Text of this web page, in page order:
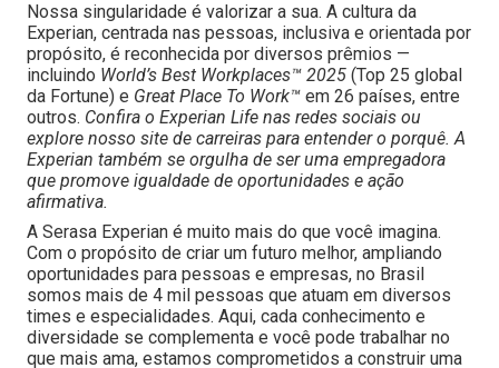
Nossa singularidade é valorizar a sua. A cultura da
Experian, centrada nas pessoas, inclusiva e orientada por
propósito, é reconhecida por diversos prêmios —
incluindo World’s Best Workplaces™ 2025 (Top 25 global
da Fortune) e Great Place To Work™ em 26 países, entre
outros. Confira o Experian Life nas redes sociais ou
explore nosso site de carreiras para entender o porquê. A
Experian também se orgulha de ser uma empregadora
que promove igualdade de oportunidades e ação
afirmativa.
A Serasa Experian é muito mais do que você imagina.
Com o propósito de criar um futuro melhor, ampliando
oportunidades para pessoas e empresas, no Brasil
somos mais de 4 mil pessoas que atuam em diversos
times e especialidades. Aqui, cada conhecimento e
diversidade se complementa e você pode trabalhar no
que mais ama, estamos comprometidos a construir uma